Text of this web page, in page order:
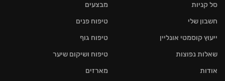
סל קניות
חשבון שלי
ייעוץ קוסמטי אונליין
שאלות נפוצות
אודות
מבצעים
טיפוח פנים
טיפוח גוף
טיפוח ושיקום שיער
מארזים